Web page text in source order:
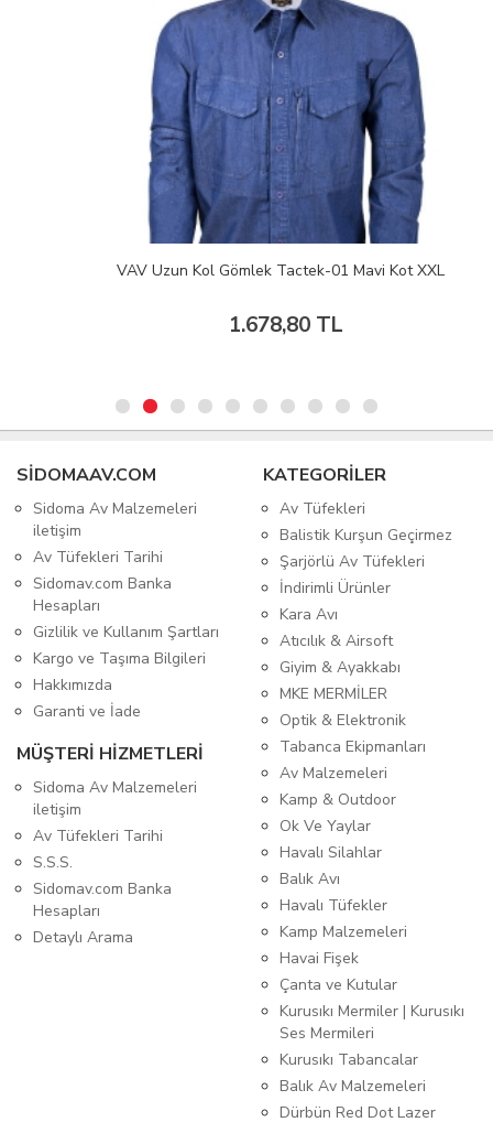
VAV Uzun Kol Gömlek Tactek-01 Mavi Kot XXL
1.678,80 TL
SIDOMAAV.COM
Sidoma Av Malzemeleri
iletişim
Av Tüfekleri Tarihi
Sidomav.com Banka
Hesapları
Gizlilik ve Kullanım Şartları
Kargo ve Taşıma Bilgileri
Hakkımızda
Garanti ve İade
MÜŞTERİ HİZMETLERİ
Sidoma Av Malzemeleri
iletişim
Av Tüfekleri Tarihi
S.S.S.
Sidomav.com Banka
Hesapları
Detaylı Arama
KATEGORİLER
Av Tüfekleri
Balistik Kurşun Geçirmez
Şarjörlü Av Tüfekleri
İndirimli Ürünler
Kara Avı
Atıcılık & Airsoft
Giyim & Ayakkabı
MKE MERMİLER
Optik & Elektronik
Tabanca Ekipmanları
Av Malzemeleri
Kamp & Outdoor
Ok Ve Yaylar
Havalı Silahlar
Balık Avı
Havalı Tüfekler
Kamp Malzemeleri
Havai Fişek
Çanta ve Kutular
Kurusıkı Mermiler | Kurusıkı
Ses Mermileri
Kurusıkı Tabancalar
Balık Av Malzemeleri
Dürbün Red Dot Lazer